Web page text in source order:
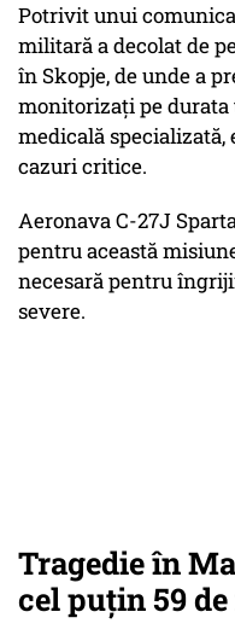
Potrivit unui
militară a decolat de
în Skopje, de unde a
monitorizați pe
medicală
cazuri critice.
Aeronava C-27J
pentru această
necesară pentru
severe.
Tragedie în
cel puțin 59